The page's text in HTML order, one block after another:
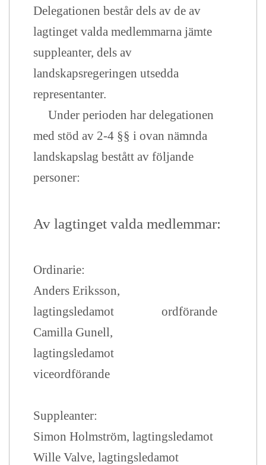
Delegationen består dels av de av
lagtinget valda medlemmarna jämte
suppleanter, dels av
landskapsregeringen utsedda
representanter.
Under perioden har delegationen
med stöd av 2-4 §§ i ovan nämnda
landskapslag bestått av följande
personer:
Av lagtinget valda medlemmar:
Ordinarie:
Anders Eriksson,
lagtingsledamot ordförande
Camilla Gunell,
lagtingsledamot
viceordförande
Suppleanter:
Simon Holmström, lagtingsledamot
Wille Valve, lagtingsledamot